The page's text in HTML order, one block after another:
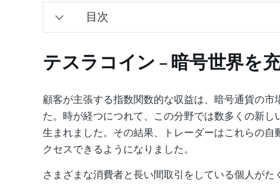
目次
テスラコイン – 暗号世界を
顧客が主張する指数関数的な収益は、暗号通貨の市
た。時が経つにつれて、この分野では数多くの新し
生まれました。その結果、トレーダーはこれらの自
クセスできるようになりました。
さまざまな消費者と長い間取引をしている個人がた